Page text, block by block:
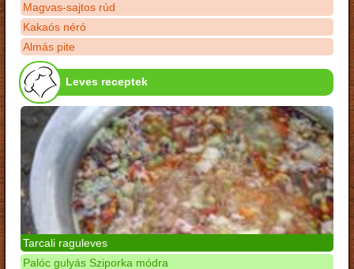
Magvas-sajtos rúd
Kakaós néró
Almás pite
Leves receptek
Tarcali raguleves
Palóc gulyás Sziporka módra